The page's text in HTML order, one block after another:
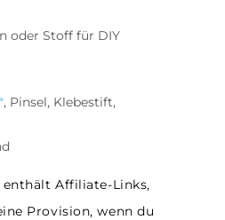
oder Stoff für DIY
, Pinsel, Klebestift,
Affiliate-Links,
Provision, wenn du